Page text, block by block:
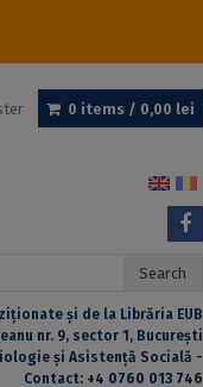
0 items / 0,00 lei
Search
și de la Librăria EUB
nr. 9, sector 1, București
și Asistență Socială -
Contact: +4 0760 013 746